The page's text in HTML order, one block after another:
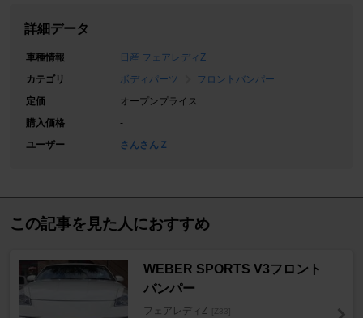
詳細データ
車種情報
日産 フェアレディZ
カテゴリ
ボディパーツ
フロントバンパー
定価
オープンプライス
購入価格
-
ユーザー
さんさんＺ
この記事を見た人におすすめ
WEBER SPORTS V3フロント
バンパー
フェアレディZ [Z33]